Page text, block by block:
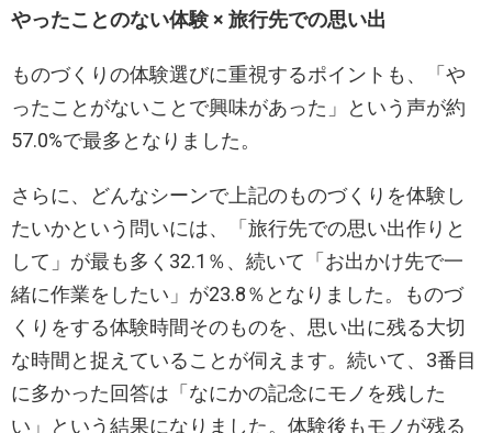
やったことのない体験 × 旅行先での思い出
ものづくりの体験選びに重視するポイントも、「や
ったことがないことで興味があった」という声が約
57.0%で最多となりました。
さらに、どんなシーンで上記のものづくりを体験し
たいかという問いには、「旅行先での思い出作りと
して」が最も多く32.1％、続いて「お出かけ先で一
緒に作業をしたい」が23.8％となりました。ものづ
くりをする体験時間そのものを、思い出に残る大切
な時間と捉えていることが伺えます。続いて、3番目
に多かった回答は「なにかの記念にモノを残した
い」という結果になりました。体験後もモノが残る